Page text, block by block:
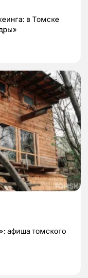
в Томске
афиша томского